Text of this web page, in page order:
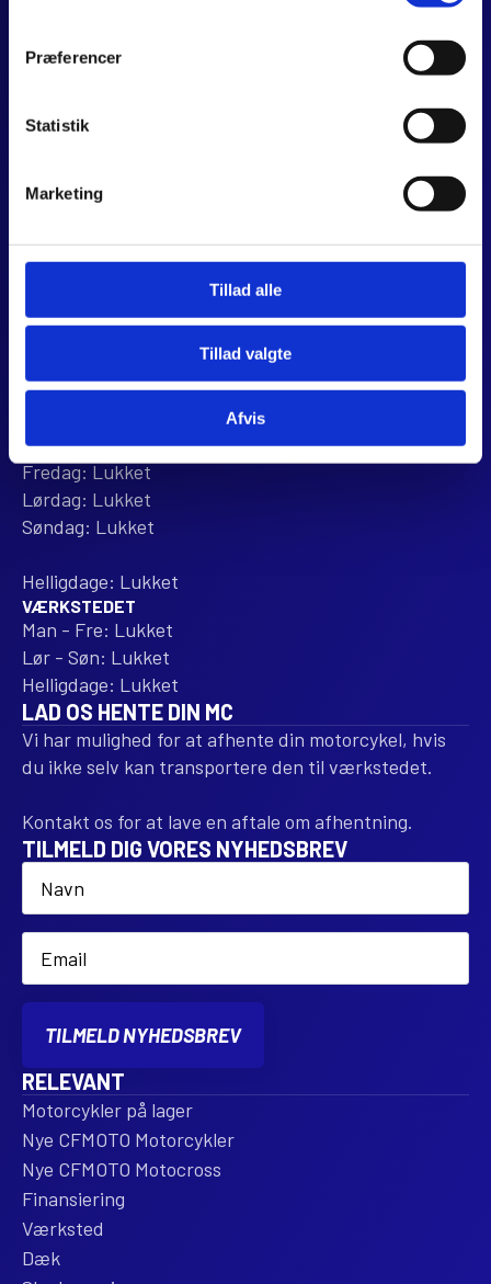
Præferencer
Statistik
Marketing
Tillad alle
Tillad valgte
Afvis
JJ MOTORCYKLER
8960 Randers SØ
webshop@jjmotorcykler.dk
Anmeld os på Trustpilot
ÅBNINGSTIDER
Mandag: 10:00 - 16:00
Tirsdag: 10:00 - 16:00
Torsdag: Lukket
Fredag: Lukket
Lørdag: Lukket
Søndag: Lukket
Helligdage: Lukket
VÆRKSTEDET
Man - Fre: Lukket
Lør - Søn: Lukket
Helligdage: Lukket
LAD OS HENTE DIN MC
Vi har mulighed for at afhente din motorcykel, hvis
du ikke selv kan transportere den til værkstedet.
Kontakt os for at lave en aftale om afhentning.
TILMELD DIG VORES NYHEDSBREV
Name
Email
TILMELD NYHEDSBREV
RELEVANT
Motorcykler på lager
Nye CFMOTO Motorcykler
Nye CFMOTO Motocross
Finansiering
Værksted
Dæk